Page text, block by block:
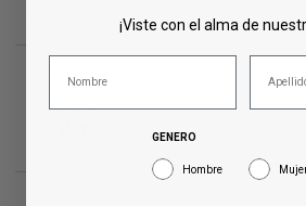
¡Viste con el alma de
GENERO
Hombre